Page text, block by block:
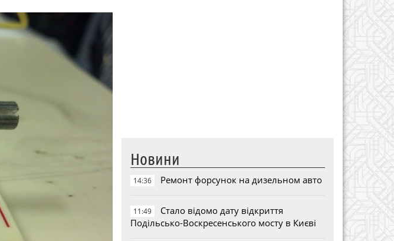
Новини
14:36 Ремонт форсунок на дизельном авто
11:49
Стало відомо дату відкриття
Подільсько-Воскресенського мосту в Києві